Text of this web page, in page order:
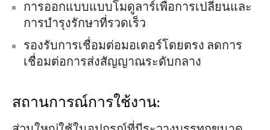
การออกแบบแบบโมดูลาร์เพื่อการเปลี่ยนและ
การบำรุงรักษาที่รวดเร็ว
รองรับการเชื่อมต่อมอเตอร์โดยตรง ลดการ
เชื่อมต่อการส่งสัญญาณระดับกลาง
สถานการณ์การใช้งาน: